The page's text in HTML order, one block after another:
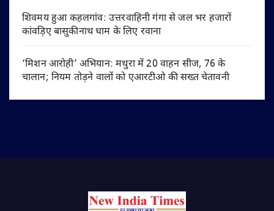
शिवमय हुआ कहलगांव: उत्तरवाहिनी गंगा से जल भर हजारों
कांवड़िए बासुकीनाथ धाम के लिए रवाना
‘मिशन आरोही’ अभियान: मथुरा में 20 वाहन सीज, 76 के
चालान; नियम तोड़ने वालों को एआरटीओ की सख्त चेतावनी